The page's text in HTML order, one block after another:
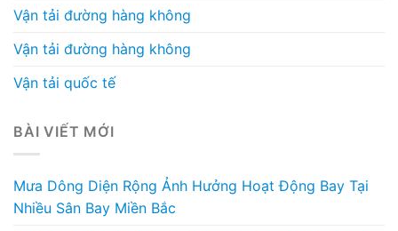
Vận tải đường hàng không
Vận tải đường hàng không
Vận tải quốc tế
BÀI VIẾT MỚI
Mưa Dông Diện Rộng Ảnh Hưởng Hoạt Động Bay Tại
Nhiều Sân Bay Miền Bắc